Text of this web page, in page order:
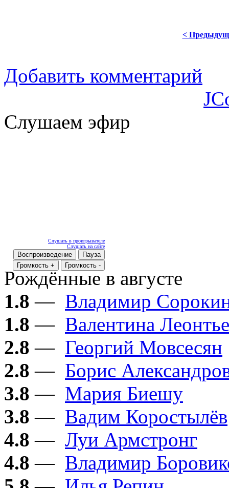
<
Добавить комментарий
Слушаем эфир
Слушать в проигрывателе
Слушать на сайте
Воспроизведение
Пауза
Громкость +
Громкость -
Рождённые в августе
1.8 — Владимир
1.8 — Валентина
2.8 — Георгий Мовсесян
2.8 — Борис
3.8 — Мария Биешу
3.8 — Вадим Коростылёв
4.8 — Луи Армстронг
4.8 — Владимир